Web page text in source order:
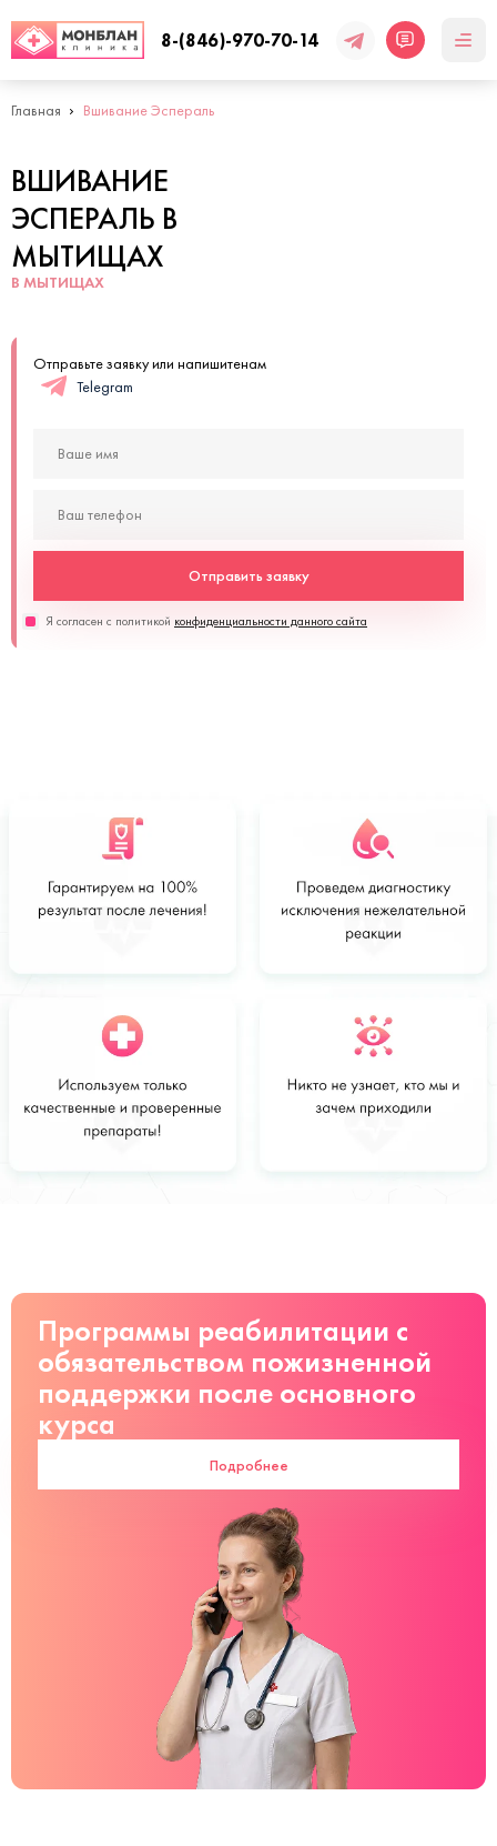
8-(846)-970-70-14
Главная Вшивание Эспераль
ВШИВАНИЕ
ЭСПЕРАЛЬ В
МЫТИЩАХ
В МЫТИЩАХ
Отправьте заявку или напишитенам
Telegram
Отправить заявку
Я согласен с политикой конфиденциальности данного сайта
Стоимость
от 8500 руб
Заказать
Программы реабилитации с
обязательством пожизненной
поддержки после основного
курса
Подробнее